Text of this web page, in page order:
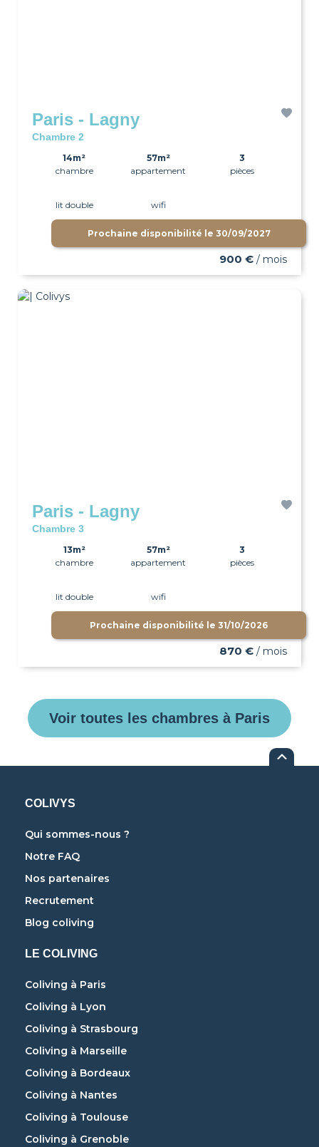
Paris - Lagny
Chambre 2
14m²
chambre
57m²
appartement
3
pièces
lit double wifi
Prochaine disponibilité le 30/09/2027
900 € / mois
Paris - Lagny
Chambre 3
13m²
chambre
57m²
appartement
3
pièces
lit double wifi
Prochaine disponibilité le 31/10/2026
870 € / mois
Voir toutes les chambres à Paris
COLIVYS
Qui sommes-nous ?
Notre FAQ
Nos partenaires
Recrutement
Blog coliving
LE COLIVING
Coliving à Paris
Coliving à Lyon
Coliving à Strasbourg
Coliving à Marseille
Coliving à Bordeaux
Coliving à Nantes
Coliving à Toulouse
Coliving à Grenoble